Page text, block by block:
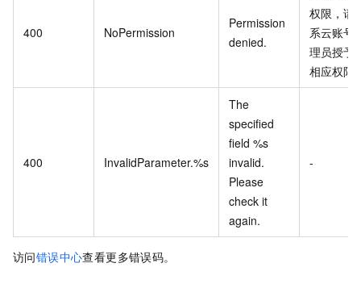
400 NoPermission
Permission
denied.
权限，请
系云账号
理员授予
相应权限
400 InvalidParameter.%s
The
specified
field %s
invalid.
Please
check it
again.
-
访问错误中心查看更多错误码。